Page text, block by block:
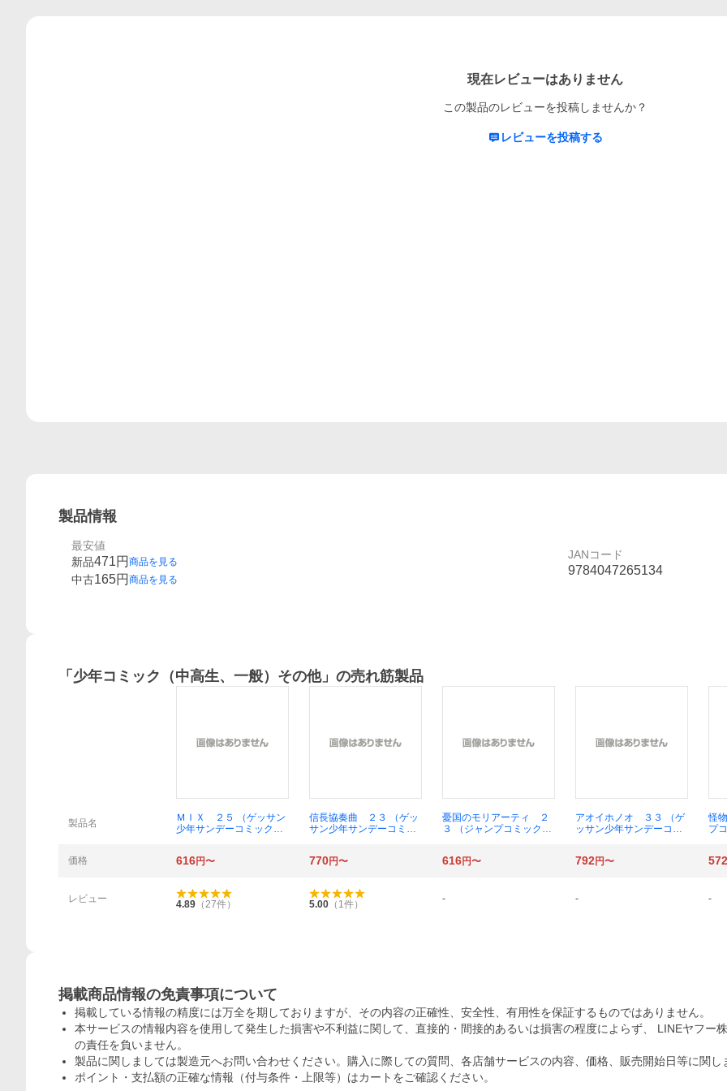
現在レビューはありません
この製品のレビューを投稿しませんか？
レビューを投稿する
製品情報
最安値
新品471円 商品を見る
中古165円 商品を見る
JANコード
9784047265134
「 少年コミック（中高生、一般）その他」の売れ筋製品
製品名
ＭＩＸ ２５ （ゲッサン
少年サンデーコミック
信長協奏曲 ２３ （ゲッ
サン少年サンデーコミッ
憂国のモリアーティ ２
３ （ジャンプコミック
アオイホノオ ３３ （ゲ
ッサン少年サンデーコミ
怪
プ
価格
616円〜 770円〜 616円〜 792円〜 572
レビュー
4.89 （27件） 5.00 （ 1件） - - -
掲載商品情報の免責事項について
掲載している情報の精度には万全を期しておりますが、その内容の正確性、安全性、有用性を保証するものではありません。
本サービスの情報内容を使用して発生した損害や不利益に関して、直接的・間接的あるいは損害の程度によらず、 LINEヤフー
の責任を負いません。
製品に関しましては製造元へお問い合わせください。購入に際しての質問、各店舗サービスの内容、価格、販売開始日等に関し
ポイント・支払額の正確な情報（付与条件・上限等）はカートをご確認ください。